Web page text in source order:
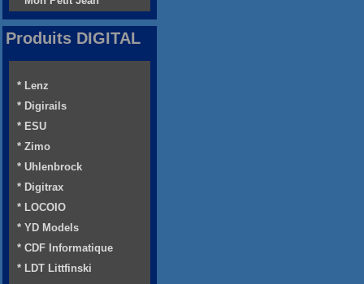
Produits DIGITAL
* Lenz
* Digirails
* ESU
* Zimo
* Uhlenbrock
* Digitrax
* LOCOIO
* YD Models
* CDF Informatique
* LDT Littfinski